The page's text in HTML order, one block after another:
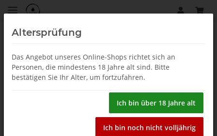
Altersprüfung
Das Angebot unseres Online-Shops richtet sich an
Personen, die mindestens 18 Jahre alt sind. Bitte
bestätigen Sie Ihr Alter, um fortzufahren.
Ich bin über 18 Jahre alt
Ich bin noch nicht volljährig